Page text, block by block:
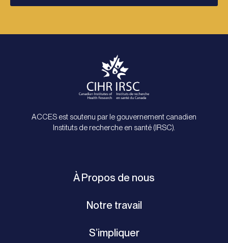
ACCES est soutenu par le gouvernement canadien
Instituts de recherche en santé (IRSC).
À Propos de nous
Notre travail
S’impliquer